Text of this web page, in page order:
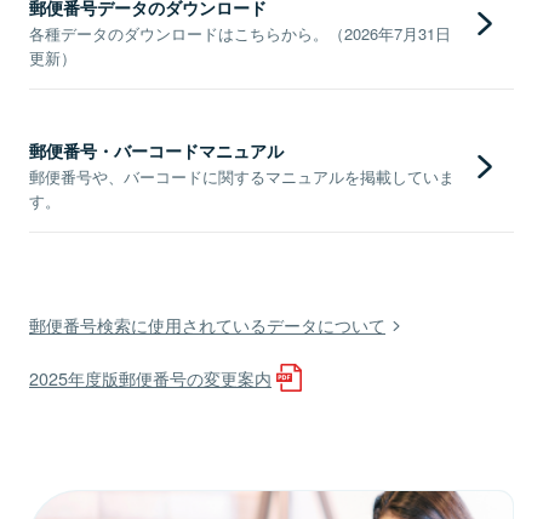
郵便番号データのダウンロード
各種データのダウンロードはこちらから。（2026年7月31日
更新）
郵便番号・バーコードマニュアル
郵便番号や、バーコードに関するマニュアルを掲載していま
す。
郵便番号検索に使用されているデータについて
2025年度版郵便番号の変更案内